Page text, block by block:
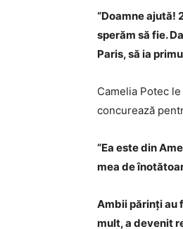
“Doamne ajută!
sperăm să fie.
Paris, să ia
Camelia Potec
concurează
“Ea este din
mea de
Ambii părinți au
mult, a devenit